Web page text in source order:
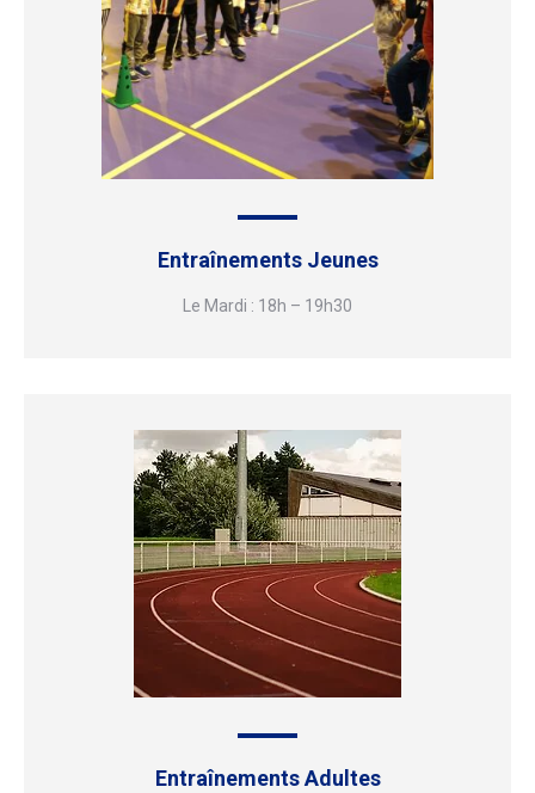
Entraînements Jeunes
Le Mardi : 18h – 19h30
Entraînements Adultes